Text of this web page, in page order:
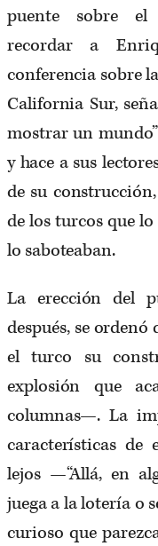
puente sobre
recordar a
conferencia sobre
California Sur,
mostrar un
y hace a sus
de su
de los turcos que
lo saboteaban.
La erección del
después, se
el turco su
explosión que
columnas—. La
características de
lejos —“Allá, en
juega a la lotería o
curioso que